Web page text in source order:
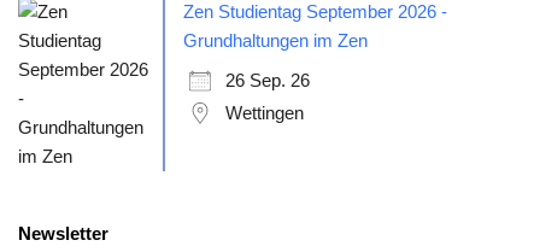
Zen Studientag September 2026 -
Grundhaltungen im Zen
26 Sep. 26
Wettingen
Newsletter